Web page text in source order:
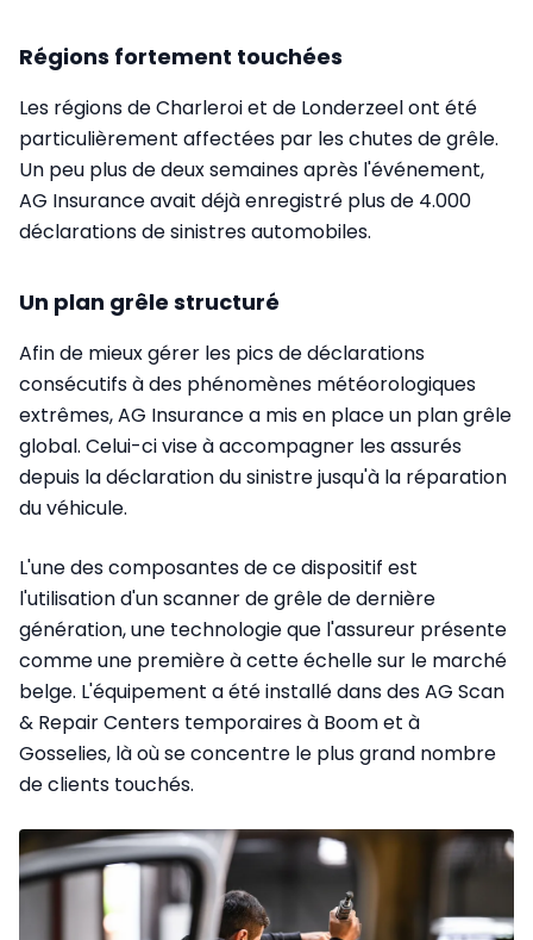
Régions fortement touchées
Les régions de Charleroi et de Londerzeel ont été
particulièrement affectées par les chutes de grêle.
Un peu plus de deux semaines après l'événement,
AG Insurance avait déjà enregistré plus de 4.000
déclarations de sinistres automobiles.
Un plan grêle structuré
Afin de mieux gérer les pics de déclarations
consécutifs à des phénomènes météorologiques
extrêmes, AG Insurance a mis en place un plan grêle
global. Celui-ci vise à accompagner les assurés
depuis la déclaration du sinistre jusqu'à la réparation
du véhicule.
L'une des composantes de ce dispositif est
l'utilisation d'un scanner de grêle de dernière
génération, une technologie que l'assureur présente
comme une première à cette échelle sur le marché
belge. L'équipement a été installé dans des AG Scan
& Repair Centers temporaires à Boom et à
Gosselies, là où se concentre le plus grand nombre
de clients touchés.